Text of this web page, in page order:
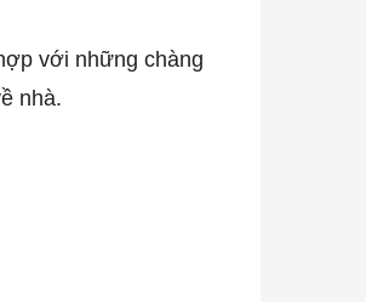
với những chàng
nhà.